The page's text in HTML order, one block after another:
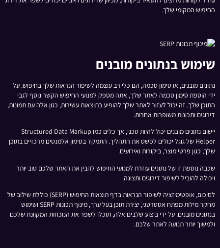
החיפוש המקומי שלך.
שימוש בנתונים מובנים
נתונים מובנים, או סימון סכמה, הם כלי רב עוצמה לשיפור הנראות שלך בחיפוש. על
ידי הוספת סימון סכמה לאתר שלך, אתה מספק למנועי החיפוש הקשר נוסף לגבי
התוכן שלך. זה יכול לעזור לאתר שלך להופיע בתוצאות עשירות, כגון אלה עם תמונות,
דירוגים ותכונות משופרות אחרות.
יישום נתונים מובנים יכול להיות טכני, אך כלים כמו Structured Data Markup
Helper של גוגל יכולים לפשט את התהליך. התמקד בסימון אלמנטים מרכזיים בתוכן
שלך, כגון פרטי מוצר, ביקורות ואירועים.
שכבה נוספת זו של נתונים עוזרת למנועי החיפוש להבין את האתר שלכם טוב יותר
ויכולה להוביל לשיפור דירוגים ותצוגה.
לסיכום, אופטימיזציה לשיפור הנראות בדף תוצאות החיפוש (SERP) כוללת שילוב של
מחקר מילות מפתח אסטרטגי, יצירת תוכן בעל ערך, מינוף תכונות SERP ושימוש
בנתונים מובנים. על ידי ביצוע שלבים אלה, תוכלו לשפר את הנוכחות המקוונת שלכם
ולמשוך יותר תנועה לאתר שלכם.